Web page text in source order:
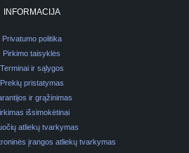
INFORMACIJA
Privatumo politika
Pirkimo taisyklės
Terminai ir sąlygos
Prekių pristatymas
ir grąžinimas
išsimokėtinai
atliekų tvarkymas
įrangos atliekų tvarkymas